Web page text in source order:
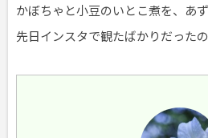
かぼちゃと小豆のいとこ煮を、あ
先日インスタで観たばかりだった